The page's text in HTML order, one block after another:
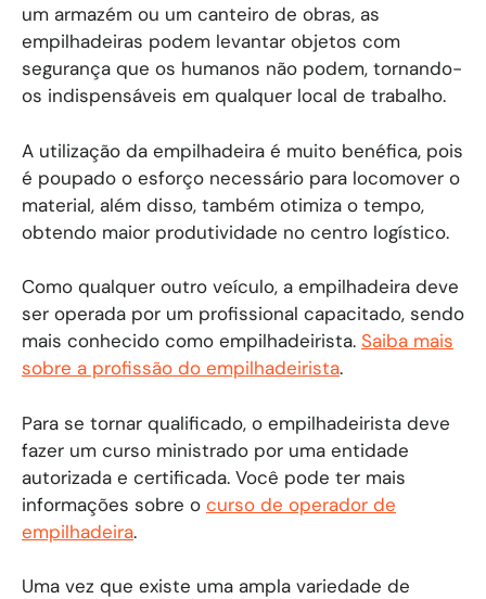
um armazém ou um canteiro de obras, as
empilhadeiras podem levantar objetos com
segurança que os humanos não podem, tornando-
os indispensáveis ​​em qualquer local de trabalho.
A utilização da empilhadeira é muito benéfica, pois
é poupado o esforço necessário para locomover o
material, além disso, também otimiza o tempo,
obtendo maior produtividade no centro logístico.
Como qualquer outro veículo, a empilhadeira deve
ser operada por um profissional capacitado, sendo
mais conhecido como empilhadeirista. Saiba mais
sobre a profissão do empilhadeirista.
Para se tornar qualificado, o empilhadeirista deve
fazer um curso ministrado por uma entidade
autorizada e certificada. Você pode ter mais
informações sobre o curso de operador de
empilhadeira.
Uma vez que existe uma ampla variedade de